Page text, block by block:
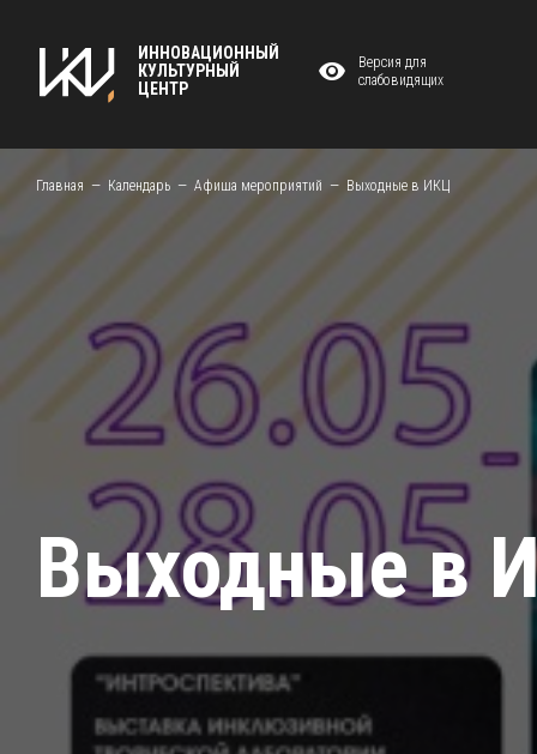
ИННОВАЦИОННЫЙ
КУЛЬТУРНЫЙ
ЦЕНТР
Версия для
слабовидящих
Главная Календарь Афиша мероприятий Выходные в ИКЦ
Выходные в